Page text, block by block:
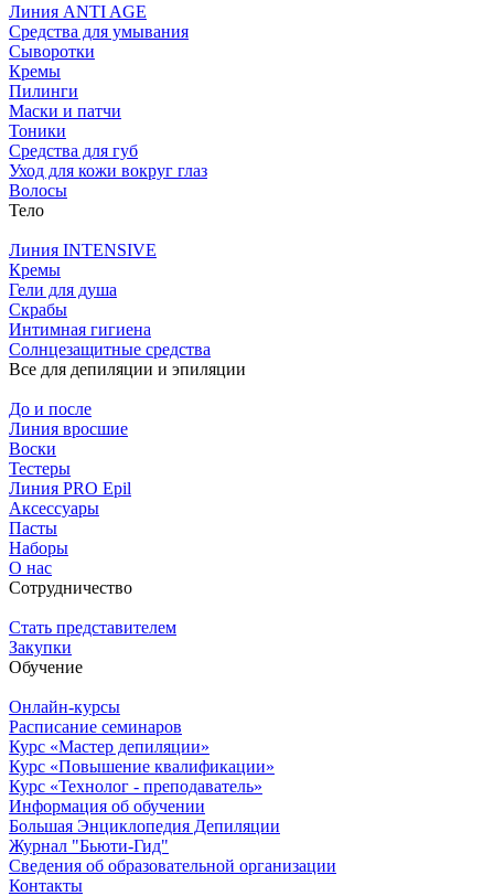
Линия ANTI AGE
Средства для умывания
Сыворотки
Кремы
Пилинги
Маски и патчи
Тоники
Средства для губ
Уход для кожи вокруг глаз
Волосы
Тело
Линия INTENSIVE
Кремы
Гели для душа
Скрабы
Интимная гигиена
Солнцезащитные средства
Все для депиляции и эпиляции
До и после
Линия вросшие
Воски
Тестеры
Линия PRO Epil
Аксессуары
Пасты
Наборы
О нас
Сотрудничество
Стать представителем
Закупки
Обучение
Онлайн-курсы
Расписание семинаров
Курс «Мастер депиляции»
Курс «Повышение квалификации»
Курс «Технолог - преподаватель»
Информация об обучении
Большая Энциклопедия Депиляции
Журнал "Бьюти-Гид"
Сведения об образовательной организации
Контакты